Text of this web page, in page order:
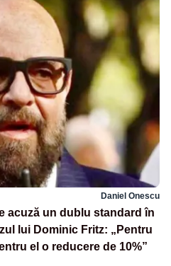
Daniel Onescu
acuză un dublu standard în
lui Dominic Fritz: „Pentru
el o reducere de 10%”